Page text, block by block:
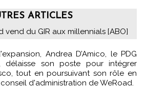
ARTICLES
vend du GIR aux millennials [ABO]
délaisse son poste pour intégrer
tout en poursuivant son rôle en
d'administration de WeRoad.